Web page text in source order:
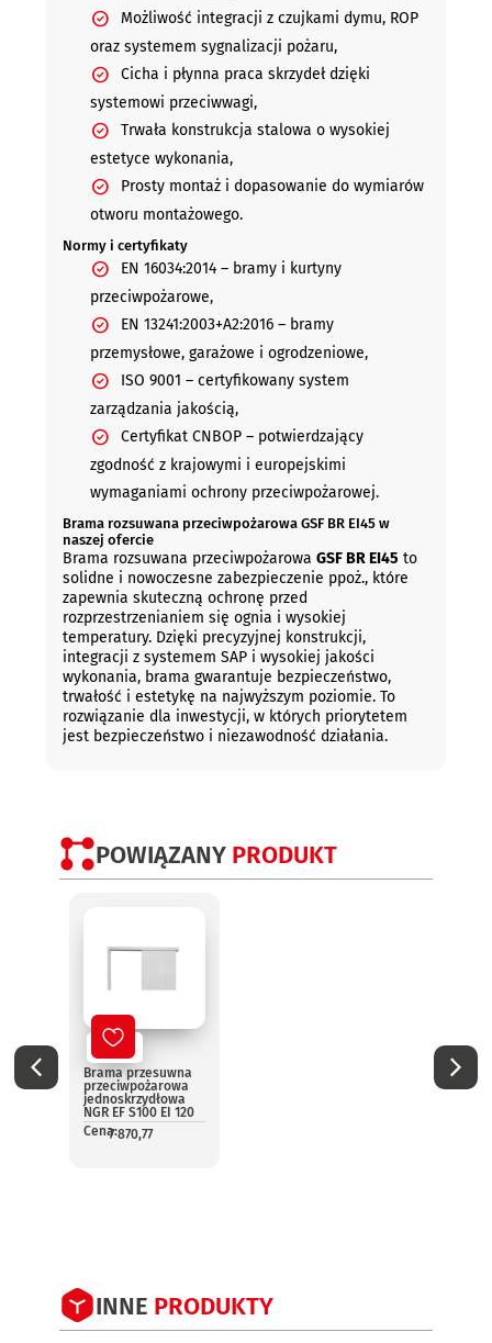
Możliwość integracji z czujkami dymu, ROP
oraz systemem sygnalizacji pożaru,
Cicha i płynna praca skrzydeł dzięki
systemowi przeciwwagi,
Trwała konstrukcja stalowa o wysokiej
estetyce wykonania,
Prosty montaż i dopasowanie do wymiarów
otworu montażowego.
Normy i certyfikaty
EN 16034:2014 – bramy i kurtyny
przeciwpożarowe,
EN 13241:2003+A2:2016 – bramy
przemysłowe, garażowe i ogrodzeniowe,
ISO 9001 – certyfikowany system
zarządzania jakością,
Certyfikat CNBOP – potwierdzający
zgodność z krajowymi i europejskimi
wymaganiami ochrony przeciwpożarowej.
Brama rozsuwana przeciwpożarowa GSF BR EI45 w
naszej ofercie
Brama rozsuwana przeciwpożarowa GSF BR EI45 to
solidne i nowoczesne zabezpieczenie ppoż., które
zapewnia skuteczną ochronę przed
rozprzestrzenianiem się ognia i wysokiej
temperatury. Dzięki precyzyjnej konstrukcji,
integracji z systemem SAP i wysokiej jakości
wykonania, brama gwarantuje bezpieczeństwo,
trwałość i estetykę na najwyższym poziomie. To
rozwiązanie dla inwestycji, w których priorytetem
jest bezpieczeństwo i niezawodność działania.
POWIĄZANY PRODUKT
Nowy
Brama przesuwna
przeciwpożarowa
jednoskrzydłowa
NGR EF S100 EI 120
Cena:7 870,77
INNE PRODUKTY